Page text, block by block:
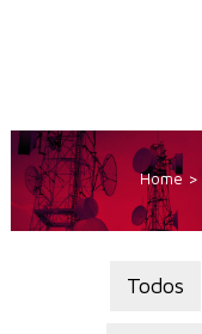
Home >
Todos